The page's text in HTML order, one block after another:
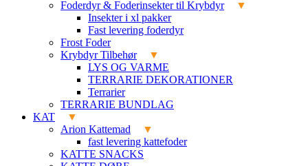
Foderdyr & Foderinsekter til Krybdyr
Insekter i xl pakker
Fast levering foderdyr
Frost Foder
Krybdyr Tilbehør
LYS OG VARME
TERRARIE DEKORATIONER
Terrarier
TERRARIE BUNDLAG
KAT
Arion Kattemad
fast levering kattefoder
KATTE SNACKS